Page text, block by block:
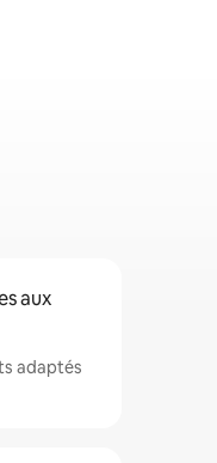
aux
adaptés